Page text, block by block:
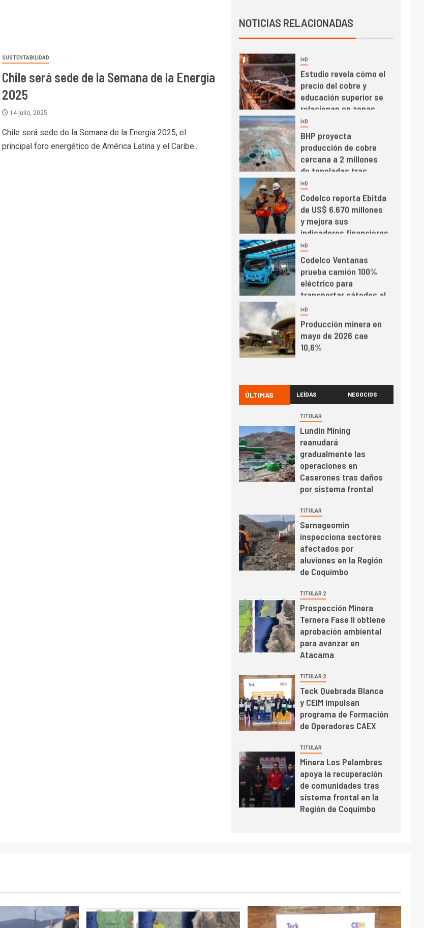
SUSTENTABILIDAD
Chile será sede de la Semana de la Energía
2025
14 julio, 2025
Chile será sede de la Semana de la Energía 2025, el
principal foro energético de América Latina y el Caribe...
NOTICIAS RELACIONADAS
Cochilco: precio del
de concentrados
5 I+D
Estudio revela cómo el
precio del cobre y
educación superior se
relacionan en zonas
mineras
6 I+D
BHP proyecta
producción de cobre
cercana a 2 millones
de toneladas tras
récord en Escondida
I+D
Codelco reporta Ebitda
de US$ 6.670 millones
y mejora sus
indicadores financieros
1 I+D
Codelco Ventanas
prueba camión 100%
eléctrico para
transportar cátodos al
Puerto de San Antonio
I+D
Producción minera en
mayo de 2026 cae
10,6%
PIB minero impacta el
crecimiento regional:
Banco Central reporta
resultados dispares en
el primer trimestre
4 I+D
Informe bimensual de
Cochilco: precio del
cobre alcanza
máximos por escasez
de concentrados
I+D
Estudio revela cómo el
precio del cobre y
educación superior se
relacionan en zonas
mineras
6
BHP proyecta
producción de cobre
cercana a 2 millones
de toneladas tras
récord en Escondida
7 I+D
Codelco reporta Ebitda
de US$ 6.670 millones
y mejora sus
ÚLTIMAS LEÍDAS NEGOCIOS
TITULAR
Lundin Mining
reanudará
gradualmente las
operaciones en
Caserones tras daños
por sistema frontal
TITULAR
Sernageomin
inspecciona sectores
afectados por
aluviones en la Región
de Coquimbo
TITULAR 2
Prospección Minera
Ternera Fase II obtiene
aprobación ambiental
para avanzar en
Atacama
TITULAR 2
Teck Quebrada Blanca
y CEIM impulsan
programa de Formación
de Operadores CAEX
TITULAR
Minera Los Pelambres
apoya la recuperación
de comunidades tras
sistema frontal en la
Región de Coquimbo